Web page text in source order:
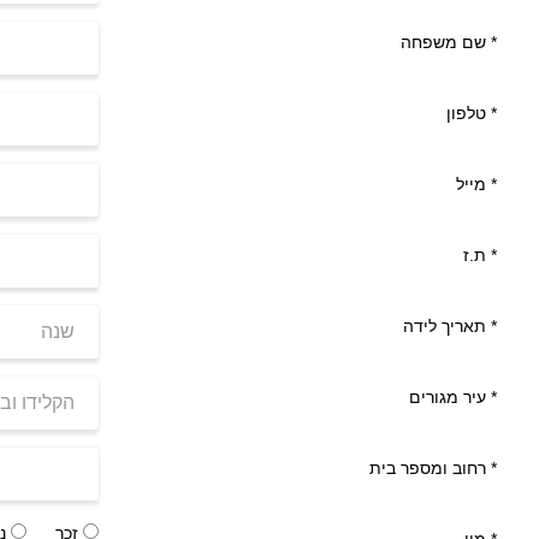
* שם משפחה
* טלפון
* מייל
* ת.ז
* תאריך לידה
* עיר מגורים
* רחוב ומספר בית
זכר